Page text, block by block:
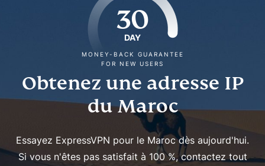
30
DAY
MONEY-BACK GUARANTEE
FOR NEW USERS
Obtenez une adresse IP
du Maroc
Essayez ExpressVPN pour le Maroc dès aujourd'hui.
Si vous n'êtes pas satisfait à 100 %, contactez tout